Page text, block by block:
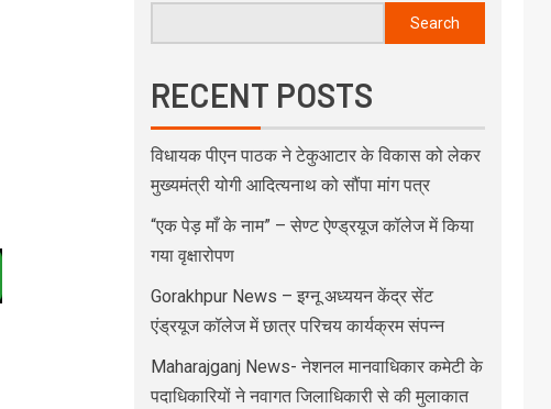
Search
RECENT POSTS
विधायक पीएन पाठक ने टेकुआटार के विकास को लेकर
मुख्यमंत्री योगी आदित्यनाथ को सौंपा मांग पत्र
“एक पेड़ माँ के नाम” – सेण्ट ऐण्ड्रयूज कॉलेज में किया
गया वृक्षारोपण
Gorakhpur News – इग्नू अध्ययन केंद्र सेंट
एंड्रयूज कॉलेज में छात्र परिचय कार्यक्रम संपन्न
Maharajganj News- नेशनल मानवाधिकार कमेटी के
पदाधिकारियों ने नवागत जिलाधिकारी से की मुलाकात